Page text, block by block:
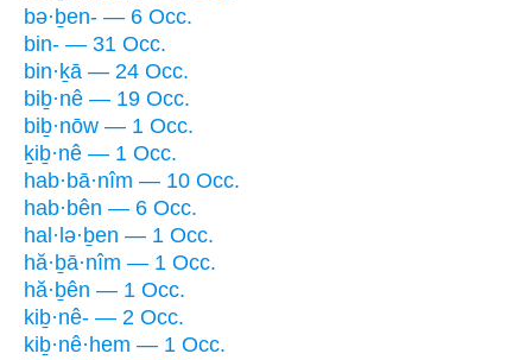
bə·ḇen- — 6 Occ.
bin- — 31 Occ.
bin·ḵā — 24 Occ.
biḇ·nê — 19 Occ.
biḇ·nōw — 1 Occ.
ḵiḇ·nê — 1 Occ.
hab·bā·nîm — 10 Occ.
hab·bên — 6 Occ.
hal·lə·ḇen — 1 Occ.
hă·ḇā·nîm — 1 Occ.
hă·ḇên — 1 Occ.
kiḇ·nê- — 2 Occ.
kiḇ·nê·hem — 1 Occ.